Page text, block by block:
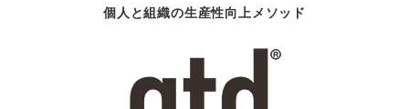
個人と組織の生産性向上メソッド